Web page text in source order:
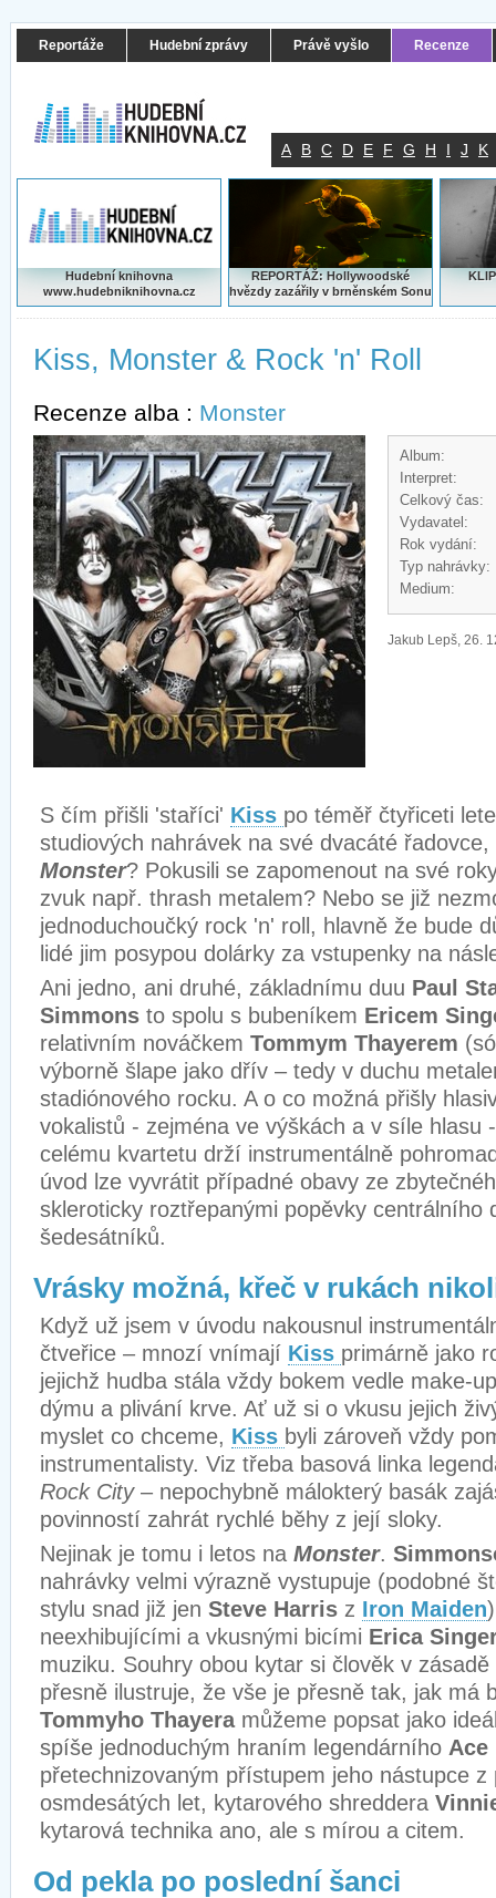
Reportáže Hudební zprávy Právě vyšlo Recenze
A B C D E F G H I J K
Hudební knihovna
www.hudebniknihovna.cz
REPORTÁŽ: Hollywoodské
hvězdy zazářily v brněnském Sonu
Kiss, Monster & Rock 'n' Roll
Recenze alba : Monster
Album:
Interpret:
Celkový čas:
Vydavatel:
Rok vydání:
Typ nahrávky:
Medium:
Jakub Lepš, 26.
S čím přišli 'staříci' Kiss po téměř čtyřiceti
studiových nahrávek na své dvacáté
Monster? Pokusili se zapomenout na své
zvuk např. thrash metalem? Nebo se již
jednoduchoučký rock 'n' roll, hlavně že bude
lidé jim posypou dolárky za vstupenky na
Ani jedno, ani druhé, základnímu duu Paul
Simmons to spolu s bubeníkem Ericem
relativním nováčkem Tommym Thayerem
výborně šlape jako dřív – tedy v duchu
stadiónového rocku. A o co možná přišly
vokalistů - zejména ve výškách a v síle hlasu
celému kvartetu drží instrumentálně
úvod lze vyvrátit případné obavy ze
skleroticky roztřepanými popěvky centrálního
šedesátníků.
Vrásky možná, křeč v rukách
Když už jsem v úvodu nakousnul
čtveřice – mnozí vnímají Kiss primárně jako
jejichž hudba stála vždy bokem vedle make-
dýmu a plivání krve. Ať už si o vkusu jejich
myslet co chceme, Kiss byli zároveň vždy
instrumentalisty. Viz třeba basová linka
Rock City– nepochybně málokterý basák
povinností zahrát rychlé běhy z její sloky.
Nejinak je tomu i letos na Monster.
nahrávky velmi výrazně vystupuje (podobné
stylu snad již jen Steve Harris z Iron Maiden
neexhibujícími a vkusnými bicími Erica
muziku. Souhry obou kytar si člověk v
přesně ilustruje, že vše je přesně tak, jak má
Tommyho Thayeramůžeme popsat jako
spíše jednoduchým hraním legendárního Ace
přetechnizovaným přístupem jeho nástupce z
osmdesátých let, kytarového shreddera
kytarová technika ano, ale s mírou a citem.
Od pekla po poslední šanci